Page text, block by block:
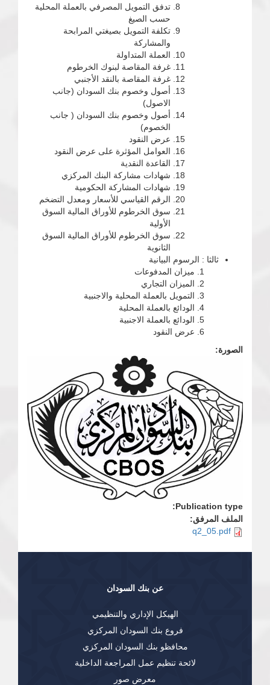
تدفق التمويل المصرفي بالعملة المحلية
حسب الصيغ
تكلفة التمويل بصيغتي المرابحة
والمشاركة
العملة المتداولة
غرفة المقاصة لبنوك الخرطوم
غرفة المقاصة بالنقد الأجنبي
أصول وخصوم بنك السودان (جانب
الاصول)
أصول وخصوم بنك السودان ( جانب
الخصوم)
عرض النقود
العوامل المؤثرة على عرض النقود
القاعدة النقدية
شهادات مشاركة البنك المركزي
شهادات المشاركة الحكومية
الرقم القياسي للأسعار ومعدل التضخم
سوق الخرطوم للأوراق المالية السوق
الأولية
سوق الخرطوم للأوراق المالية السوق
الثانوية
ثالثا : الرسوم البيانية
ميزان المدفوعات
الميزان التجاري
التمويل بالعملة المحلية والاجنبية
الودائع بالعملة المحلية
الودائع بالعملة الاجنبية
عرض النقود
الصورة:
Publication type:
الملف المرفق:
q2_05.pdf
عن بنك السودان
الهيكل الإداري والتنظيمي
فروع بنك السودان المركزي
محافظو بنك السودان المركزي
لائحة تنظيم عمل المراجعة الداخلية
معرض صور